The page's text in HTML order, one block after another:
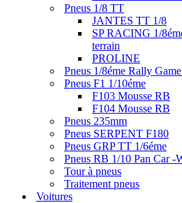
Pneus 1/8 TT
JANTES TT 1/8
SP RACING 1/
terrain
PROLINE
Pneus 1/8éme Rally
Pneus F1 1/10éme
F103 Mousse RB
F104 Mousse RB
Pneus 235mm
Pneus SERPENT F180
Pneus GRP TT 1/6éme
Pneus RB 1/10 Pan Car -
Tour à pneus
Traitement pneus
Voitures